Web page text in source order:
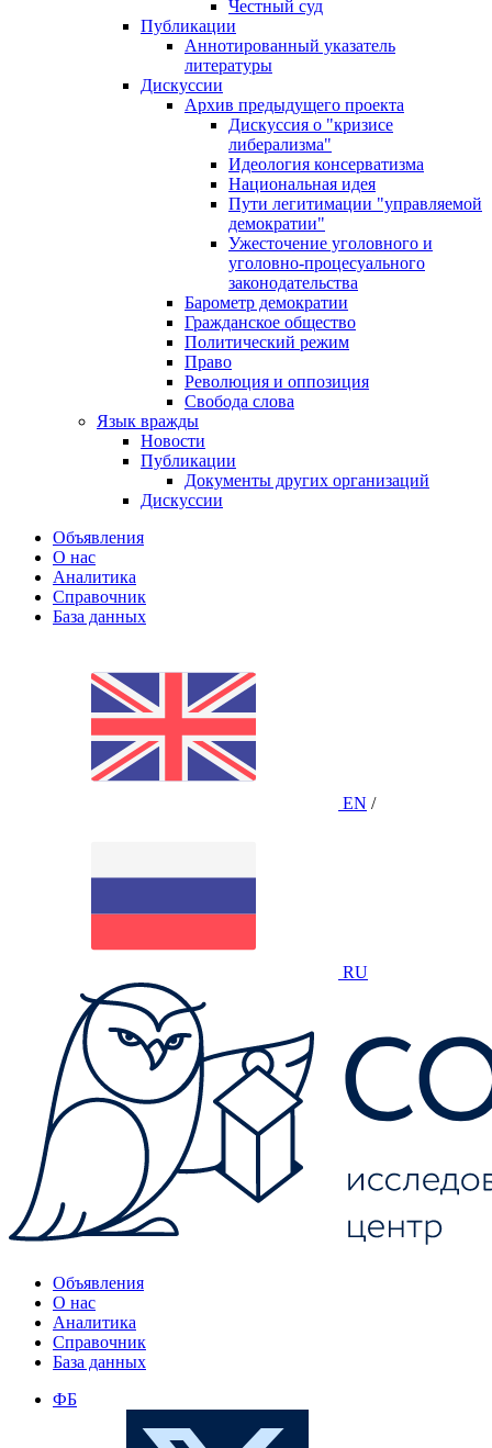
Честный суд
Публикации
Аннотированный указатель
литературы
Дискуссии
Архив предыдущего проекта
Дискуссия о "кризисе
либерализма"
Идеология консерватизма
Национальная идея
Пути легитимации "управляемой
демократии"
Ужесточение уголовного и
уголовно-процесуального
законодательства
Барометр демократии
Гражданское общество
Политический режим
Право
Революция и оппозиция
Свобода слова
Язык вражды
Новости
Публикации
Документы других организаций
Дискуссии
Объявления
О нас
Аналитика
Справочник
База данных
EN /
RU
Объявления
О нас
Аналитика
Справочник
База данных
ФБ